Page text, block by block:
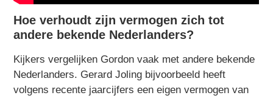
Hoe verhoudt zijn vermogen zich tot
andere bekende Nederlanders?
Kijkers vergelijken Gordon vaak met andere bekende
Nederlanders. Gerard Joling bijvoorbeeld heeft
volgens recente jaarcijfers een eigen vermogen van